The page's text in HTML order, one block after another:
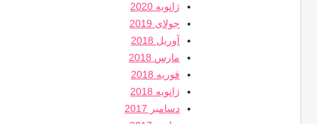
ژانویه 2020
جولای 2019
آوریل 2018
مارس 2018
فوریه 2018
ژانویه 2018
دسامبر 2017